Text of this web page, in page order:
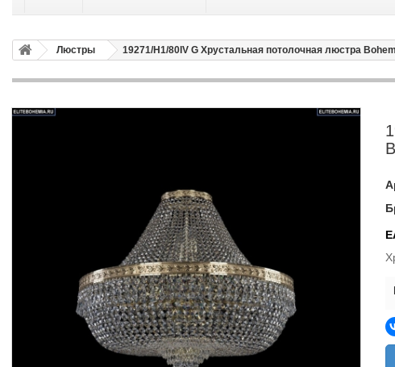
Люстры 19271/H1/80IV G Хрустальная потолочная люстра